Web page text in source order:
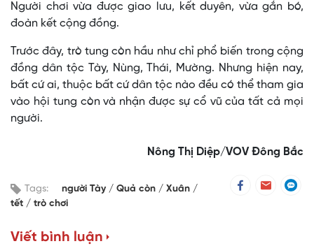
Người chơi vừa được giao lưu, kết duyên, vừa gắn bó,
đoàn kết cộng đồng.
Trước đây, trò tung còn hầu như chỉ phổ biến trong cộng
đồng dân tộc Tày, Nùng, Thái, Mường. Nhưng hiện nay,
bất cứ ai, thuộc bất cứ dân tộc nào đều có thể tham gia
vào hội tung còn và nhận được sự cổ vũ của tất cả mọi
người.
Nông Thị Diệp/VOV Đông Bắc
Tags: người Tày Quả còn
Xuân
tết
trò chơi
Viết bình luận